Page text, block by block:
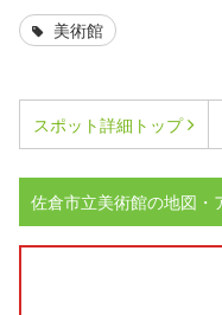
美術館
スポット詳細 トップ
佐倉市立美術館の地図・